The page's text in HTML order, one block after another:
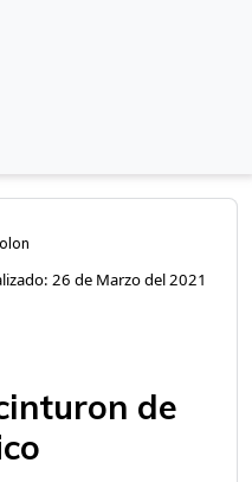
26 de Marzo del 2021
de